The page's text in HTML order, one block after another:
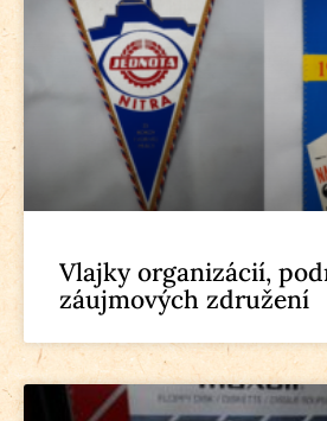
Vlajky organizácií,
záujmových združení